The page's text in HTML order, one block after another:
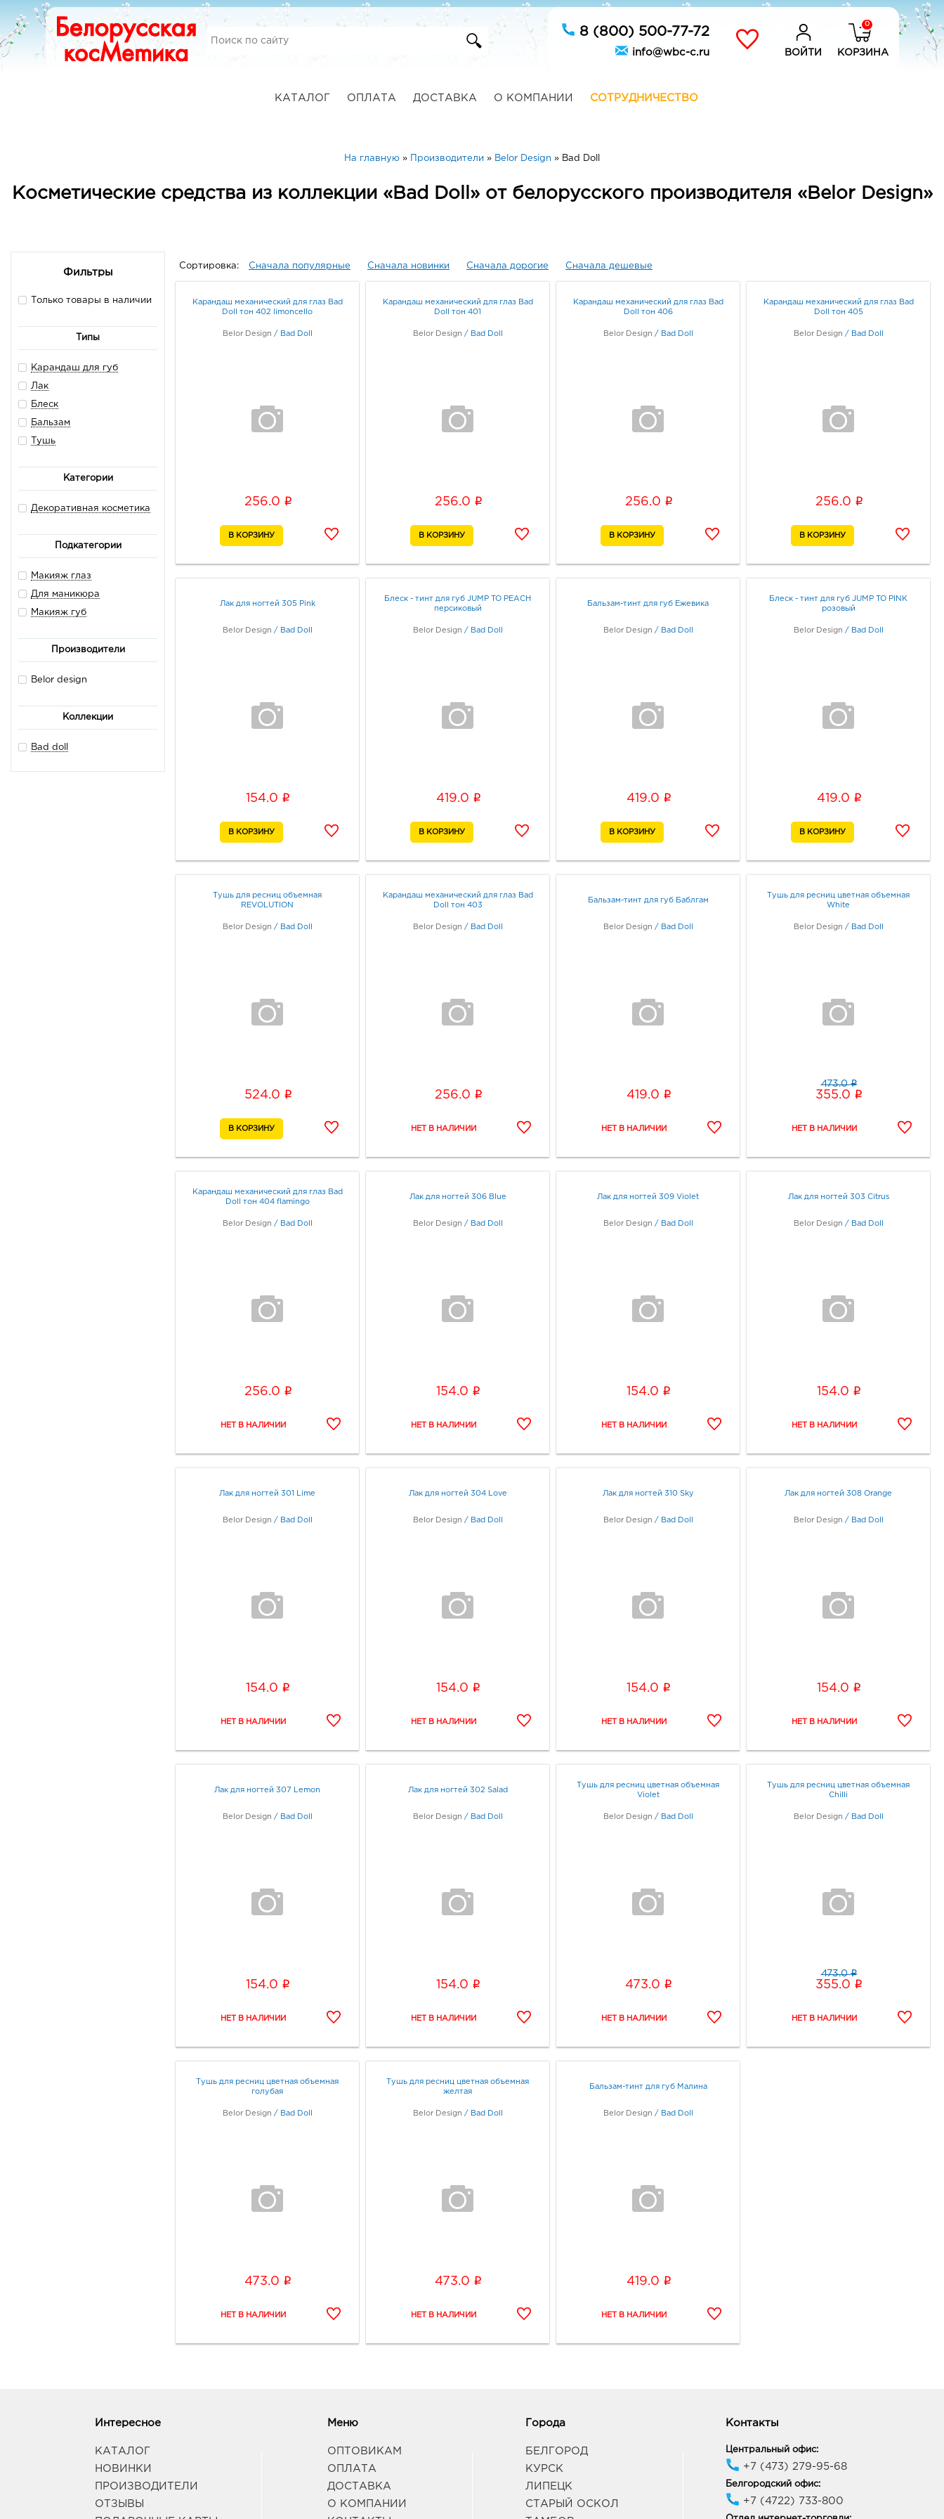
8 (800) 500-77-72
info@wbc-c.ru ВОЙТИ
0
КОРЗИНА
КАТАЛОГ ОПЛАТА ДОСТАВКА О КОМПАНИИ СОТРУДНИЧЕСТВО
На главную » Производители » Belor Design » Bad Doll
Косметические средства из коллекции «Bad Doll» от белорусского производителя «Belor Design»
Фильтры
Только товары в наличии
Типы
Карандаш для губ
Лак
Блеск
Бальзам
Тушь
Категории
Декоративная косметика
Подкатегории
Макияж глаз
Для маникюра
Макияж губ
Производители
Belor design
Коллекции
Bad doll
Сортировка: Сначала популярные Сначала новинки Сначала дорогие Сначала дешевые
Карандаш механический для глаз Bad
Doll тон 402 limoncello
Belor Design / Bad Doll
256.0 i
Карандаш механический для глаз Bad
Doll тон 401
Belor Design / Bad Doll
256.0 i
Карандаш механический для глаз Bad
Doll тон 406
Belor Design / Bad Doll
256.0 i
Карандаш механический для глаз Bad
Doll тон 405
Belor Design / Bad Doll
256.0 i
Лак для ногтей 305 Pink
Belor Design / Bad Doll
154.0 i
Блеск - тинт для губ JUMP TO PEACH
персиковый
Belor Design / Bad Doll
419.0 i
Бальзам-тинт для губ Ежевика
Belor Design / Bad Doll
419.0 i
Блеск - тинт для губ JUMP TO PINK
розовый
Belor Design / Bad Doll
419.0 i
Тушь для ресниц объемная
REVOLUTION
Belor Design / Bad Doll
524.0 i
Карандаш механический для глаз Bad
Doll тон 403
Belor Design / Bad Doll
256.0 i
Бальзам-тинт для губ Баблгам
Belor Design / Bad Doll
419.0 i
Тушь для ресниц цветная объемная
White
Belor Design / Bad Doll
473.0i
355.0 i
Карандаш механический для глаз Bad
Doll тон 404 flamingo
Belor Design / Bad Doll
256.0 i
Лак для ногтей 306 Blue
Belor Design / Bad Doll
154.0 i
Лак для ногтей 309 Violet
Belor Design / Bad Doll
154.0 i
Лак для ногтей 303 Citrus
Belor Design / Bad Doll
154.0 i
Лак для ногтей 301 Lime
Belor Design / Bad Doll
154.0 i
Лак для ногтей 304 Love
Belor Design / Bad Doll
154.0 i
Лак для ногтей 310 Sky
Belor Design / Bad Doll
154.0 i
Лак для ногтей 308 Orange
Belor Design / Bad Doll
154.0 i
Лак для ногтей 307 Lemon
Belor Design / Bad Doll
154.0 i
Лак для ногтей 302 Salad
Belor Design / Bad Doll
154.0 i
Тушь для ресниц цветная объемная
Violet
Belor Design / Bad Doll
473.0 i
Тушь для ресниц цветная объемная
Chilli
Belor Design / Bad Doll
473.0i
355.0 i
Тушь для ресниц цветная объемная
голубая
Belor Design / Bad Doll
473.0 i
Тушь для ресниц цветная объемная
желтая
Belor Design / Bad Doll
473.0 i
Бальзам-тинт для губ Малина
Belor Design / Bad Doll
419.0 i
Интересное
КАТАЛОГ
НОВИНКИ
ПРОИЗВОДИТЕЛИ
ОТЗЫВЫ
Меню
ОПТОВИКАМ
ОПЛАТА
ДОСТАВКА
О КОМПАНИИ
Города
БЕЛГОРОД
КУРСК
ЛИПЕЦК
СТАРЫЙ ОСКОЛ
Контакты
Центральный офис:
+7 (473) 279-95-68
Белгородский офис:
+7 (4722) 733-800